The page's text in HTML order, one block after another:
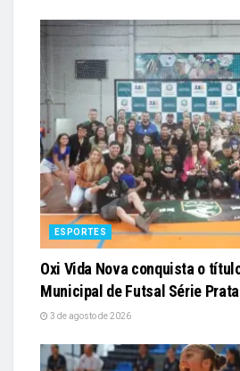
ESPORTES
Oxi Vida Nova conquista o
Municipal de Futsal Série
3 de agosto de 2026